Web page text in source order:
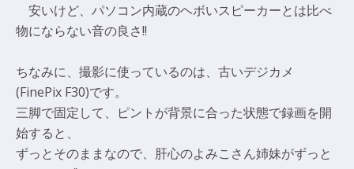
安いけど、パソコン内蔵のヘボいスピーカーとは比べ
物にならない音の良さ!!
ちなみに、撮影に使っているのは、古いデジカメ
(FinePix F30)です。
三脚で固定して、ピントが背景に合った状態で録画を開
始すると、
ずっとそのままなので、肝心のよみこさん姉妹がずっと